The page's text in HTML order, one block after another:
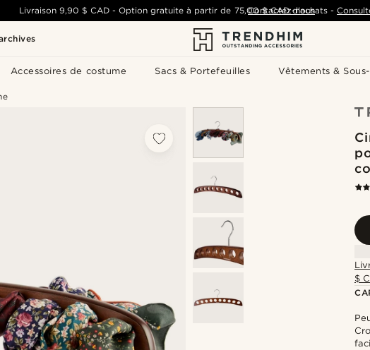
Accessoires de costume Sacs & Portefeuilles Vêtements &
Livraison 9,90 $ CAD-Option gratuite à partir de 75,00 $ CAD d'achats -
Contactez-nous
$